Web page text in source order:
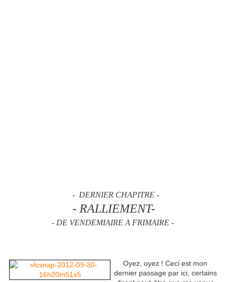
- DERNIER CHAPITRE -
- RALLIEMENT-
- DE VENDEMIAIRE A FRIMAIRE -
Oyez, oyez ! Ceci est mon
dernier passage par ici, certains